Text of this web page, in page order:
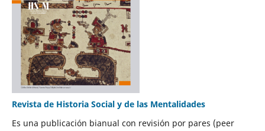
Revista de Historia Social y de las Mentalidades
Es una publicación bianual con revisión por pares (peer